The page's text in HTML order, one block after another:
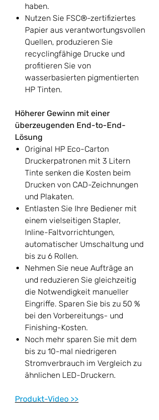
haben.
Nutzen Sie FSC®-zertifiziertes
Papier aus verantwortungsvollen
Quellen, produzieren Sie
recyclingfähige Drucke und
profitieren Sie von
wasserbasierten pigmentierten
HP Tinten.
Höherer Gewinn mit einer
überzeugenden End-to-End-
Lösung
Original HP Eco-Carton
Druckerpatronen mit 3 Litern
Tinte senken die Kosten beim
Drucken von CAD-Zeichnungen
und Plakaten.
Entlasten Sie Ihre Bediener mit
einem vielseitigen Stapler,
Inline-Faltvorrichtungen,
automatischer Umschaltung und
bis zu 6 Rollen.
Nehmen Sie neue Aufträge an
und reduzieren Sie gleichzeitig
die Notwendigkeit manueller
Eingriffe. Sparen Sie bis zu 50 %
bei den Vorbereitungs- und
Finishing-Kosten.
Noch mehr sparen Sie mit dem
bis zu 10-mal niedrigeren
Stromverbrauch im Vergleich zu
ähnlichen LED-Druckern.
Produkt-Video >>